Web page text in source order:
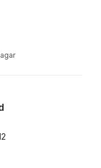
antal röster:
antal röster: